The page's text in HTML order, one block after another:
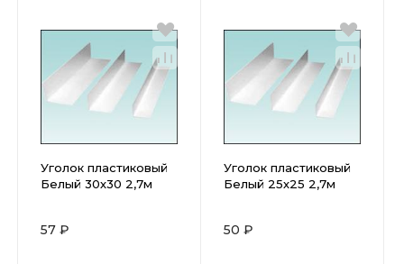
Уголок пластиковый
Белый 30х30 2,7м
57 ₽
Уголок пластиковый
Белый 25х25 2,7м
50 ₽